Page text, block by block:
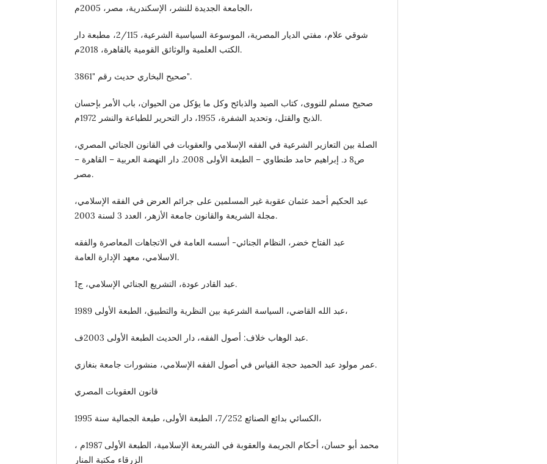
الجامعة الجديدة للنشر، الإسكندرية، مصر، 2005م،
شوقي علام، مفتي الديار المصرية، الموسوعة السياسية الشرعية، 2/115، مطبعة دار
الكتب العلمية والوثائق القومية بالقاهرة، 2018م.
صحيح البخاري حديث رقم "3861".
صحيح مسلم للنووى، كتاب الصيد والذبائح وكل ما يؤكل من الحيوان، باب الأمر بإحسان
الذبح والقتل، وتحديد الشفرة، 1955، دار التحرير للطباعة والنشر 1972م.
الصلة بين التعازير الشرعية في الفقه الإسلامي والعقوبات في القانون الجنائي المصري،
ص8 د. إبراهيم حامد طنطاوي – الطبعة الأولى 2008. دار النهضة العربية – القاهرة –
مصر.
عبد الحكيم أحمد عثمان عقوبة غير المسلمين على جرائم العرض في الفقه الإسلامي،
مجلة الشريعة والقانون جامعة الأزهر، العدد 3 لسنة 2003.
عبد الفتاح خضر، النظام الجنائي- أسسه العامة في الاتجاهات المعاصرة والفقه
الاسلامي، معهد الإدارة العامة.
عبد القادر عودة، التشريع الجنائي الإسلامي، ج1.
عبد الله القاضي، السياسة الشرعية بين النظرية والتطبيق، الطبعة الأولى 1989،
عبد الوهاب خلاف: أصول الفقه، دار الحديث الطبعة الأولى 2003ف.
عمر مولود عبد الحميد حجة القياس في أصول الفقه الإسلامي، منشورات جامعة بنغازي.
قانون العقوبات المصري
الكسائي بدائع الصنائع 7/252، الطبعة الأولى، طبعة الجمالية سنة 1995،
محمد أبو حسان، أحكام الجريمة والعقوبة في الشريعة الإسلامية، الطبعة الأولى 1987م ،
الزرقاء مكتبة المنار